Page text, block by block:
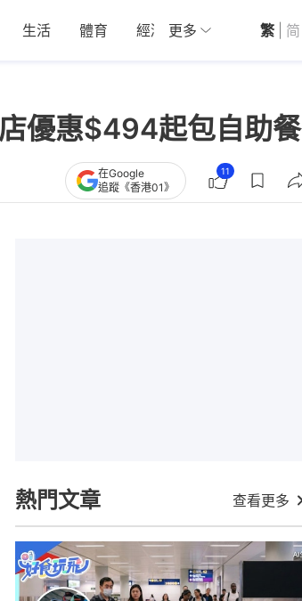
生活 體育 經濟 01深圳 觀點
更多 繁 简
優惠$494起包自助餐
在Google
追蹤《香港01》
11
熱門文章 查看更多